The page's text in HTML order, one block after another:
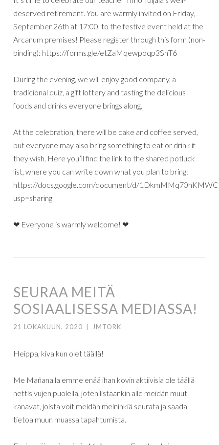
deserved retirement. You are warmly invited on Friday,
September 26th at 17:00, to the festive event held at the
Arcanum premises! Please register through this form (non-
binding): https://forms.gle/etZaMqewpoqp3ShT6
During the evening, we will enjoy good company, a
tradicional quiz, a gift lottery and tasting the delicious
foods and drinks everyone brings along.
At the celebration, there will be cake and coffee served,
but everyone may also bring something to eat or drink if
they wish. Here you’ll find the link to the shared potluck
list, where you can write down what you plan to bring:
https://docs.google.com/document/d/
usp=sharing
❤ Everyone is warmly welcome! ❤
SEURAA MEITÄ
SOSIAALISESSA MEDIASSA!
21 LOKAKUUN, 2020 JMTORK
Heippa, kiva kun olet täällä!
Me Mañanalla emme enää ihan kovin aktiivisia ole täällä
nettisivujen puolella, joten listaankin alle meidän muut
kanavat, joista voit meidän meininkiä seurata ja saada
tietoa muun muassa tapahtumista.